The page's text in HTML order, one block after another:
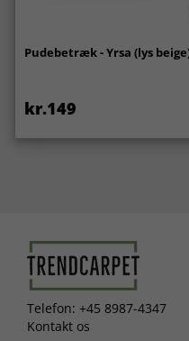
Pudebetræk - Yrsa (lys
kr.149
Telefon: +45 8987-4347
Kontakt os